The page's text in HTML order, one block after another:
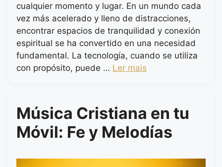
cualquier momento y lugar. En un mundo cada
vez más acelerado y lleno de distracciones,
encontrar espacios de tranquilidad y conexión
espiritual se ha convertido en una necesidad
fundamental. La tecnología, cuando se utiliza
con propósito, puede … Ler mais
Música Cristiana en tu
Móvil: Fe y Melodías